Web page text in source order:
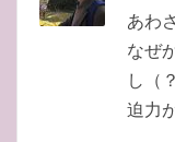
あわ
なぜ
し（
迫力